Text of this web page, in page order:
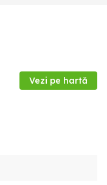
Vezi pe hartă